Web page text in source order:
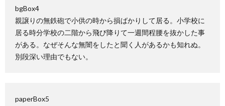
bgBox4
親譲りの無鉄砲で小供の時から損ばかりして居る。小学校に
居る時分学校の二階から飛び降りて一週間程腰を抜かした事
がある。なぜそんな無闇をしたと聞く人があるかも知れぬ。
別段深い理由でもない。
paperBox5